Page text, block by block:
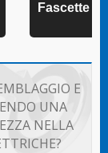
Fascette
E
UNA
NELLA